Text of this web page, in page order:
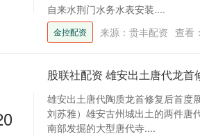
自来水荆门水务水表安装....
金控配资 来源：贵丰配资 查看：
股联社配资 雄安出土唐代龙
雄安出土唐代陶质龙首修复后首度
刘苏雅）雄安古州城出土的两件唐
南部发掘的大型唐代寺....